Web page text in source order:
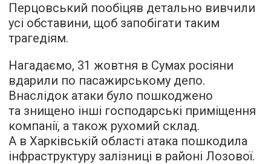
Перцовський пообіцяв детально вивчили
усі обставини, щоб запобігати таким
трагедіям.
Нагадаємо, 31 жовтня в Сумах росіяни
вдарили по пасажирському депо.
Внаслідок атаки було пошкоджено
та знищено інші господарські приміщення
компанії, а також рухомий склад.
А в Харківській області атака пошкодила
інфраструктуру залізниці в районі Лозової.